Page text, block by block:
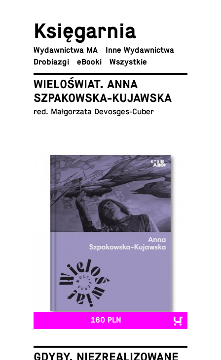
Księ­gar­nia
Wy­daw­nic­twa MA
Inne Wydawnictwa
Dro­bia­zgi
eBooki Wszyst­kie
WIELOŚWIAT. ANNA
SZPAKOWSKA-KUJAWSKA
red. Mał­go­rza­ta Devosges-Cuber
160 PLN
GDYBY. NIEZREALIZOWANE